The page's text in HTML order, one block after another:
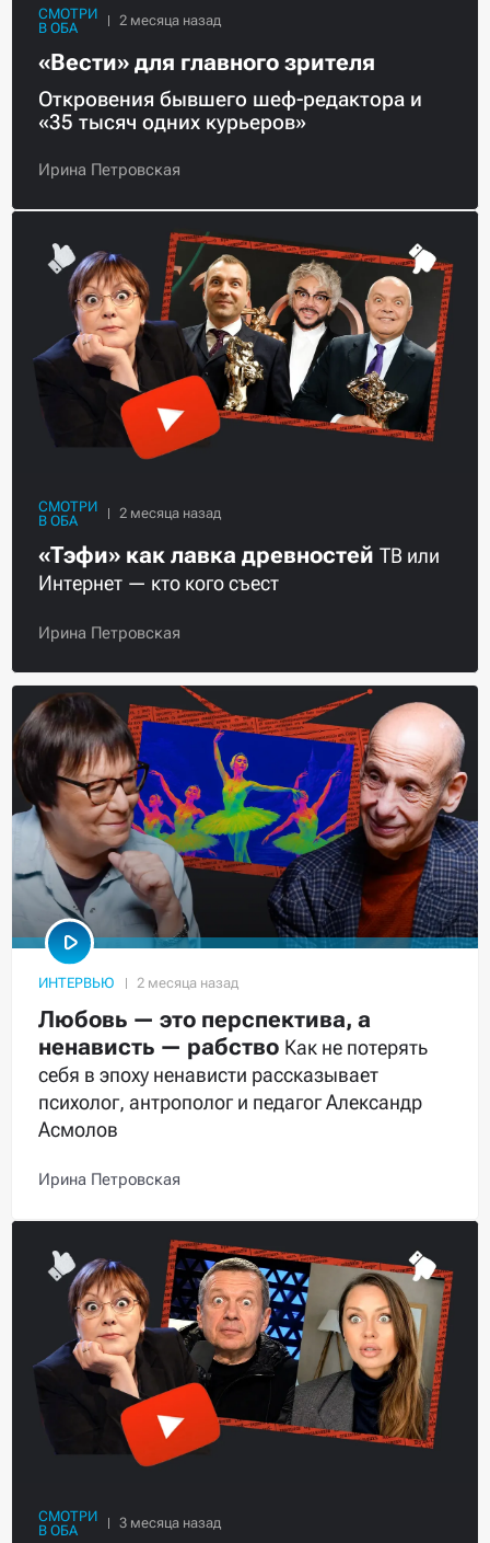
СМОТРИ
В ОБА
«Вести» для главного зрителя
Откровения бывшего шеф-редактора и
«35 тысяч одних курьеров»
Ирина Петровская
СМОТРИ
В ОБА
«Тэфи» как лавка древностей ТВ или
Интернет — кто кого съест
Ирина Петровская
ИНТЕРВЬЮ
Любовь — это перспектива, а
ненависть — рабство Как не потерять
себя в эпоху ненависти рассказывает
психолог, антрополог и педагог Александр
Асмолов
Ирина Петровская
СМОТРИ
В ОБА